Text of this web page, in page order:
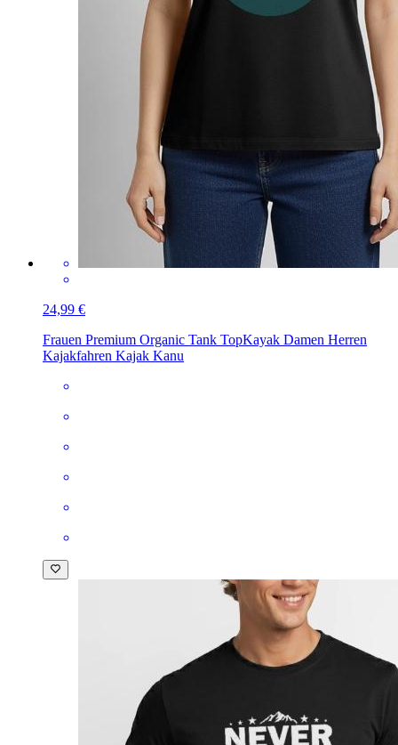
24,99 €
Frauen Premium Organic Tank TopKayak Damen Herren
Kajakfahren Kajak Kanu